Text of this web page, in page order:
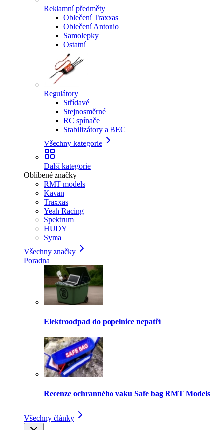
Reklamní předměty
Oblečení Traxxas
Oblečení Antonio
Samolepky
Ostatní
Regulátory
Střídavé
Stejnosměrné
RC spínače
Stabilizátory a BEC
Všechny kategorie
Další kategorie
Oblíbené značky
RMT models
Kavan
Traxxas
Yeah Racing
Spektrum
HUDY
Syma
Všechny značky
Poradna
Elektroodpad do popelnice nepatří
Recenze ochranného vaku Safe bag RMT Models
Všechny články